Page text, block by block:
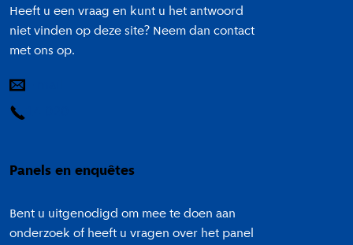
Heeft u een vraag en kunt u het antwoord
niet vinden op deze site? Neem dan contact
met ons op.
Panels en enquêtes
Bent u uitgenodigd om mee te doen aan
onderzoek of heeft u vragen over het panel